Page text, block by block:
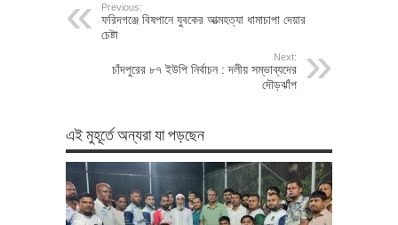
Previous:
ফরিদগঞ্জে বিষপানে যুবকের আত্মহত্যা ধামাচাপা দেয়ার
চেষ্টা
Next:
চাঁদপুরের ৮৭ ইউপি নির্বাচন : দলীয় সম্ভাব্যদের
দৌড়ঝাঁপ
এই মুহূর্তে অন্যরা যা পড়ছেন